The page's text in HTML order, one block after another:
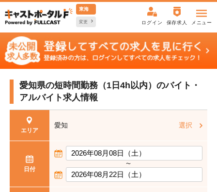
東海
変更 ログイン 保存求人 メニュー
愛知県の短時間勤務（1日4h以内）のバイト・
アルバイト求人情報
エリア
愛知 選択
日付
〜